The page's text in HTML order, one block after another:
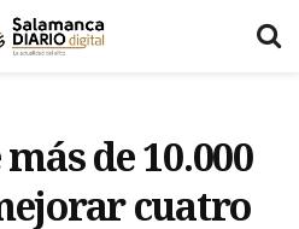
de 10.000
cuatro